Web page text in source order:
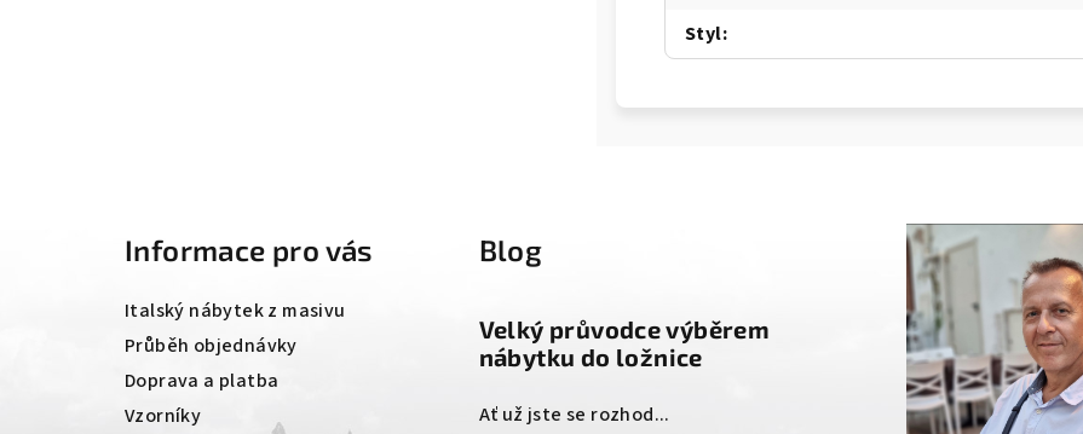
Styl:
Informace pro vás
Italský nábytek z masivu
Průběh objednávky
Doprava a platba
Vzorníky
Blog
Velký průvodce výběrem
nábytku do ložnice
Ať už jste se rozhod...